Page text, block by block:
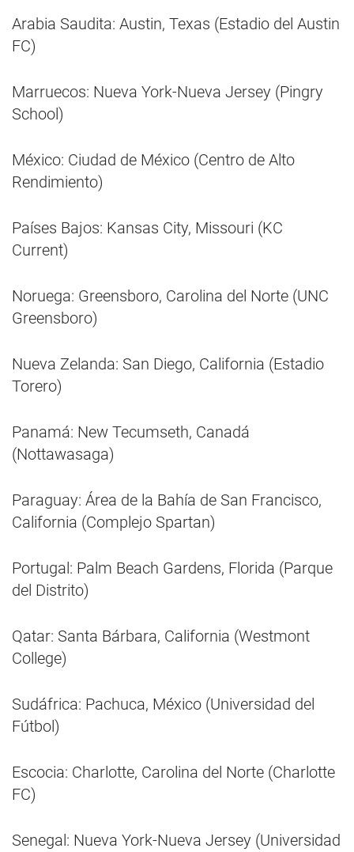
Arabia Saudita: Austin, Texas (Estadio del Austin
FC)
Marruecos: Nueva York-Nueva Jersey (Pingry
School)
México: Ciudad de México (Centro de Alto
Rendimiento)
Países Bajos: Kansas City, Missouri (KC
Current)
Noruega: Greensboro, Carolina del Norte (UNC
Greensboro)
Nueva Zelanda: San Diego, California (Estadio
Torero)
Panamá: New Tecumseth, Canadá
(Nottawasaga)
Paraguay: Área de la Bahía de San Francisco,
California (Complejo Spartan)
Portugal: Palm Beach Gardens, Florida (Parque
del Distrito)
Qatar: Santa Bárbara, California (Westmont
College)
Sudáfrica: Pachuca, México (Universidad del
Fútbol)
Escocia: Charlotte, Carolina del Norte (Charlotte
FC)
Senegal: Nueva York-Nueva Jersey (Universidad